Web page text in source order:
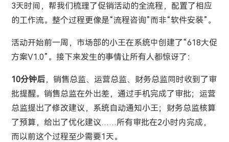
3天时间，帮我们梳理了促销活动的全流程，配置了相应
的工作流。整个过程更像是“流程咨询”而非“软件安装”。
活动开始前一周，市场部的小王在系统中创建了“618大促
方案V1.0”。接下来发生的事情让所有人都惊讶了：
10分钟后，销售总监、运营总监、财务总监同时收到了审
批提醒。销售总监在外出差，通过手机完成了审批；运营
总监提出了修改建议，系统自动通知小王；财务总监核算
了预算，给出了优化建议……所有审批在2小时内完成，
而以前这个过程至少需要1天。